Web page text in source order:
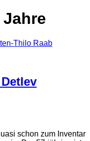
Jahre
schon zum Inventar